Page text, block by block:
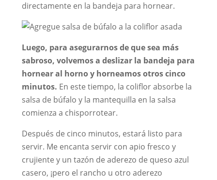
directamente en la bandeja para hornear.
Luego, para asegurarnos de que sea más
sabroso, volvemos a deslizar la bandeja para
hornear al horno y horneamos otros cinco
minutos. En este tiempo, la coliflor absorbe la
salsa de búfalo y la mantequilla en la salsa
comienza a chisporrotear.
Después de cinco minutos, estará listo para
servir. Me encanta servir con apio fresco y
crujiente y un tazón de aderezo de queso azul
casero, ¡pero el rancho u otro aderezo